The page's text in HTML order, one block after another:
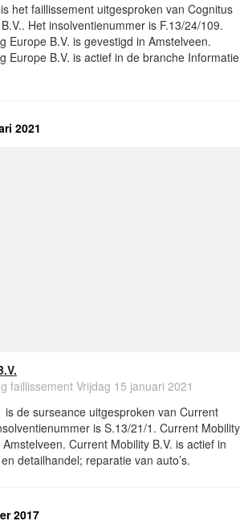
het faillissement uitgesproken van Cognitus
Het insolventienummer is F.13/24/109.
Europe B.V. is gevestigd in Amstelveen.
Europe B.V. is actief in de branche Informatie
2021
faillissement Vrijdag 15 januari 2021
is de surseance uitgesproken van Current
is S.13/21/1. Current Mobility
Current Mobility B.V. is actief in
detailhandel; reparatie van auto’s.
2017